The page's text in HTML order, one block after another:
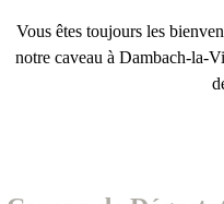
Vous êtes toujours les
notre caveau à Dambach-la-